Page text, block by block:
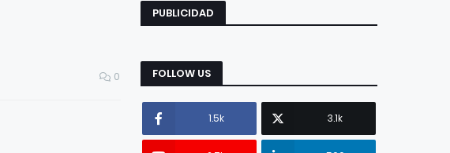
0
PUBLICIDAD
FOLLOW US
1.5k 3.1k